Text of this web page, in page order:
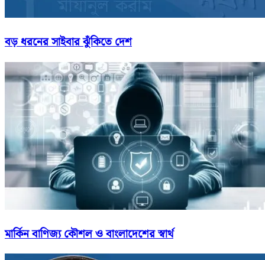
বড় ধরনের সাইবার ঝুঁকিতে দেশ
মার্কিন বাণিজ্য কৌশল ও বাংলাদেশের স্বার্থ